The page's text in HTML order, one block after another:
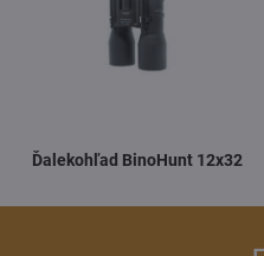
Ďalekohľad BinoHunt 12x32